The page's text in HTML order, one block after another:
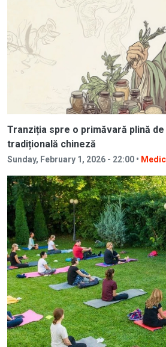
Tranziția spre o primăvară plină
tradițională chineză
Sunday, February 1, 2026 - 22:00 •
Image